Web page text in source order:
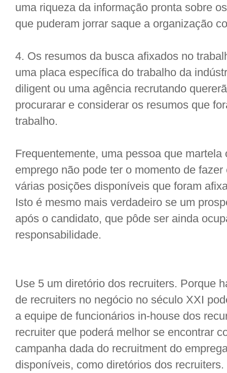
uma riqueza da informação pronta sobre
que puderam jorrar saque a organização
4. Os resumos da busca afixados no
uma placa específica do trabalho da
diligent ou uma agência recrutando
procurarar e considerar os resumos que
trabalho.
Frequentemente, uma pessoa que
emprego não pode ter o momento de
várias posições disponíveis que foram
Isto é mesmo mais verdadeiro se um
após o candidato, que pôde ser ainda
responsabilidade.
Use 5 um diretório dos recruiters. Porque
de recruiters no negócio no século XXI
a equipe de funcionários in-house dos
recruiter que poderá melhor se encontrar
campanha dada do recruitment do
disponíveis, como diretórios dos recruiters.